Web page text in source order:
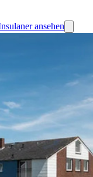
ansehen